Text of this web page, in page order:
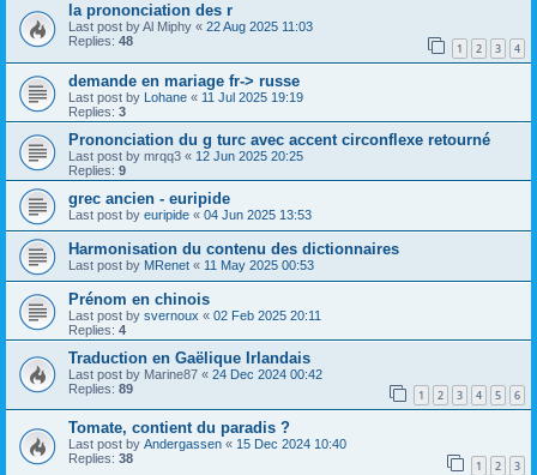
la prononciation des r
Last post byAl Miphy « 22 Aug 2025 11:03
Replies: 48 1 2 3 4
demande en mariage fr-> russe
Last post by Lohane « 11 Jul 2025 19:19
Replies: 3
Prononciation du g turc avec accent circonflexe retourné
Last post by mrqq3 « 12 Jun 2025 20:25
Replies: 9
grec ancien - euripide
Last post by euripide « 04 Jun 2025 13:53
Harmonisation du contenu des dictionnaires
Last post by MRenet « 11 May 2025 00:53
Prénom en chinois
Last post by svernoux « 02 Feb 2025 20:11
Replies: 4
Traduction en Gaëlique Irlandais
Last post by Marine87 « 24 Dec 2024 00:42
Replies: 89 1 2 3 4 5 6
Tomate, contient du paradis ?
Last post by Andergassen « 15 Dec 2024 10:40
Replies: 38 1 2 3